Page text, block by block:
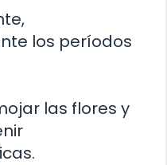
los períodos
las flores y